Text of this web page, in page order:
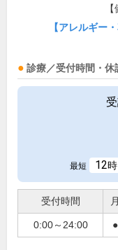
【アレルギー
診療／受付時間・休
最短 12時
受付時間 月
0:00～24:00 ●